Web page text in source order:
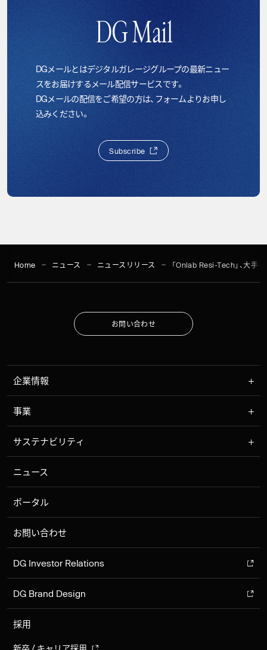
DG Mail
DGメールとはデジタルガレージグループの最新ニュー
スをお届けするメール配信サービスです。
DGメールの配信をご希望の方は、フォームよりお申し
込みください。
Subscribe
Subscribe
Home ニュース ニュースリリース 「Onlab Resi-Tech」、大手
お問 い合わせ
企業情報
事業
サステナビリティ
ニュース
ポータル
お問い合わせ
DG Investor Relations
DG Brand Design
採用
新卒 / キャリア採用